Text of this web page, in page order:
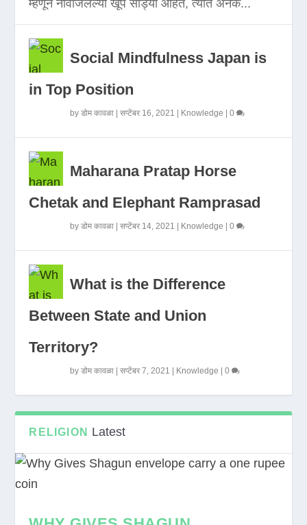
म्हणून नावाजलेल्या खूप साड्या आहेत, त्यात अनेक...
Social Mindfulness Japan is
in Top Position
byडोम कावळा |सप्टेंबर 16, 2021 Knowledge |0
Maharana Pratap Horse
Chetak and Elephant Ramprasad
byडोम कावळा |सप्टेंबर 14, 2021 Knowledge |0
What is the Difference
Between State and Union
Territory?
byडोम कावळा |सप्टेंबर 7, 2021 Knowledge |0
RELIGION Latest